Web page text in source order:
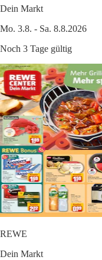
Dein Markt
Mo. 3.8. - Sa. 8.8.2026
Noch 3 Tage gültig
REWE
Dein Markt